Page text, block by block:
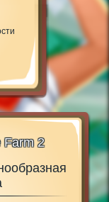
Farm 2